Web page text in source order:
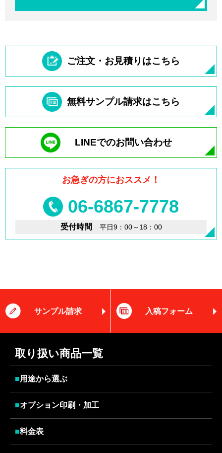
ご注文・お見積りはこちら
無料サンプル請求はこちら
LINEでのお問い合わせ
お急ぎの方におススメ！
06-6867-7778
受付時間 平日9：00～18：00
サンプル請求 入稿フォーム
取り扱い商品一覧
■用途から選ぶ
■オプション印刷・加工
■料金表